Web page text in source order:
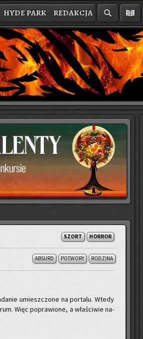
HYDE PARK REDAKCJA
SZORT HORROR
ABSURD POTWORY RODZINA
umiesz­czo­ne na por­ta­lu. Wtedy
Więc po­pra­wio­ne, a wła­ści­wie na­